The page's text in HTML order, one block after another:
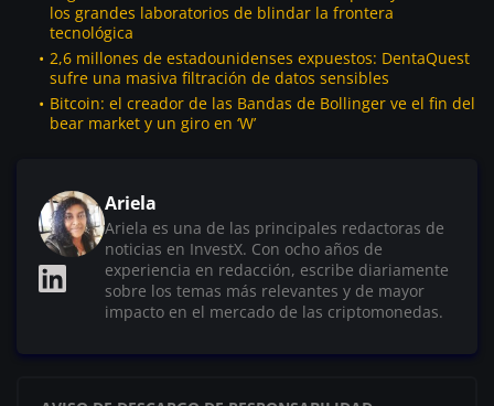
los grandes laboratorios de blindar la frontera
tecnológica
2,6 millones de estadounidenses expuestos: DentaQuest
sufre una masiva filtración de datos sensibles
Bitcoin: el creador de las Bandas de Bollinger ve el fin del
bear market y un giro en ‘W’
Ariela
Ariela es una de las principales redactoras de
noticias en InvestX. Con ocho años de
experiencia en redacción, escribe diariamente
sobre los temas más relevantes y de mayor
impacto en el mercado de las criptomonedas.